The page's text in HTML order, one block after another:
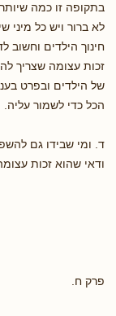
בתקופה זו כמה
לא ברור ויש כל מיני
חינוך הילדים
זכות עצומה שצריך
של הילדים ובפרט
הכל כדי לשמור עליה.
ד. ומי שבידו גם
ודאי שהוא זכות
פרק ח.